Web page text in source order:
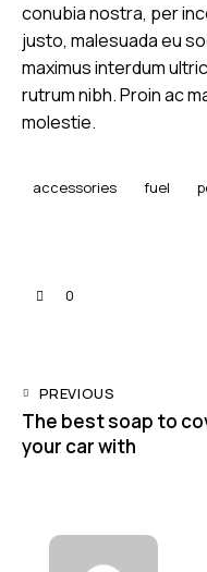
conubia nostra, per
justo, malesuada eu
maximus interdum
rutrum nibh. Proin ac
molestie.
accessories fuel
0
PREVIOUS
The best soap to
your car with